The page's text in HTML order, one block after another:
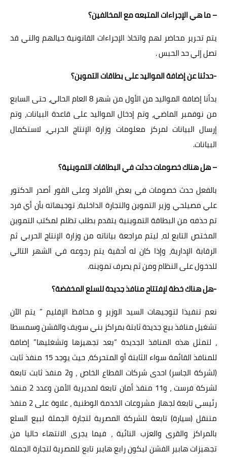
– ما هي الإجراءات المتبعه مع المخالفين؟
يتم تحرير محاضر لهم واتخاذ الإجراءات القانونية حيالهم والتي قد
تصل إلي حد الحبس .
-حدثنا عن إضافة المواليد على بطاقات التموين؟
بدأنا إضافة المواليد من الأول من شهر 8 العام الحالي، حتى السابع
من نوفمبر الماضي، وتم إدخال المواليد على قاعدة البيانات، وتم
إرسال البيانات لمركز معلومات وزارة الإنتاج الحربي، لاستكمال
البيانات.
– هل هناك خصومات حدثت في البطاقات التموينية؟
بالفعل حدث خصومات في بعض الأفراد وعلى الفور أصدر الدكتور
علي مصيلحي وزير التموين والتجارة الداخلية، توجيهاته بأن أي فرد
تم حذفه من البطاقة التموينية يتقدم بطلب تظلم لمكتب التموين
المختص التابع له، ليتم مراجعة بياناته من وزارة الإنتاج الحربي ثم
الرقابة الإدارية، وإذا كان له أحقية يتم رجوعه في الشهر التالي
للدخول على النظام ومن ثم يصرف تموينه.
-هل هناك خطة لإفتتاح منافذ جديدة للسلع المخفضة؟
نعم تنفيذا لتوجيهات السيد الوزير و محافظ الإقليم ” يتم الآن
تشغيل منافذ بيع جديدة ثابتة بمراكز بني سويف والفشن وسمسطا
، لتمثل هذه المنافذ الجديدة “بعد تجهيزها وتشغليها” إضافة
للمنافذ القائمة سواء الثابتة أو المتحركة، حيث يوجد 15 منفذ ثابت
(لشركة الجاسر) احدى شركات القطاع الخاص ، و2 منفذ ثابت تابعة
لشركة فرست ، و11 منفذ أمان تابعة لمديرية الأمن وعدد 2 منفذ
رئيسي تابعة لجهاز مشروعات الخدمة الوطنية ، علاوة على 2 منفذ
متنقل (سيارة) تابعة للشركة المصرية لتجارة الجملة لبيع السلع
بالمراكز والقرى والعزب النائية ، فيما يجرى الانتهاء حاليا من
تجهيزات هابير الفشن ليكون رابع هايبر تابع للمصرية لتجارة الجملة